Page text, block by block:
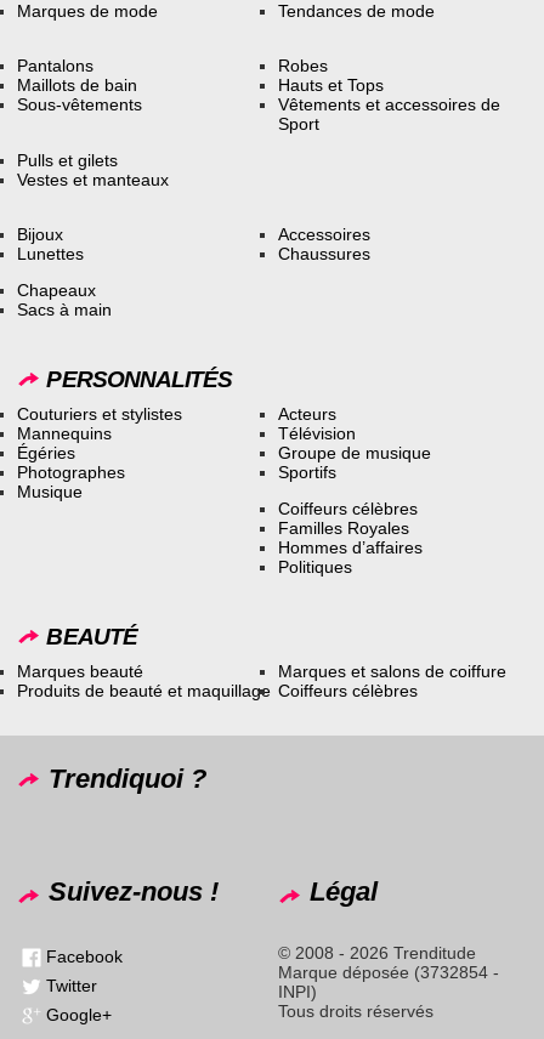
Marques de mode Tendances de mode
Pantalons
Maillots de bain
Sous-vêtements
Robes
Hauts et Tops
Vêtements et accessoires de
Sport
Pulls et gilets
Vestes et manteaux
Bijoux
Lunettes
Accessoires
Chaussures
Chapeaux
Sacs à main
PERSONNALITÉS
Couturiers et stylistes
Mannequins
Égéries
Photographes
Musique
Acteurs
Télévision
Groupe de musique
Sportifs
Coiffeurs célèbres
Familles Royales
Hommes d’affaires
Politiques
BEAUTÉ
Marques beauté
Produits de beauté et maquillage
Marques et salons de coiffure
Coiffeurs célèbres
Trendiquoi ?
Suivez-nous !
Facebook
Twitter
Google+
Légal
© 2008 - 2026 Trenditude
Marque déposée (3732854 -
INPI)
Tous droits réservés